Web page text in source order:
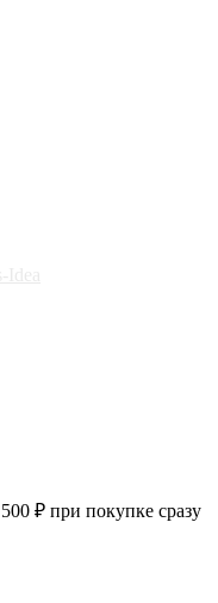
₽ при покупке сразу